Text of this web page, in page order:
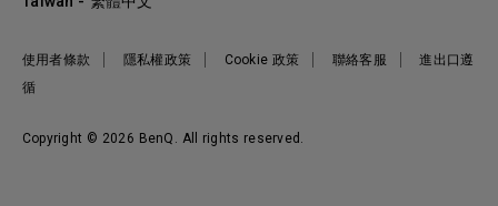
明基基金會
Copyright © 2026 BenQ. All rights reserved.
使用者條款 隱私權政策 Cookie 政策 聯絡客服
進出口遵
循